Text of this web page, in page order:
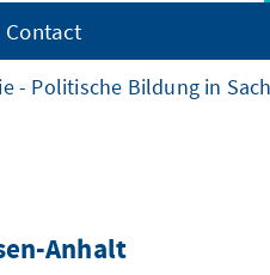
Contact
- Politische Bildung in
Anhalt